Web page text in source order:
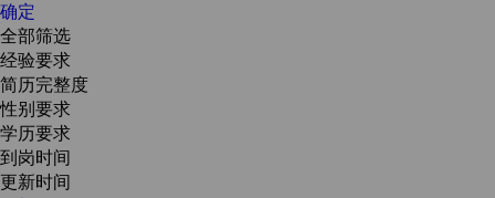
确定
全部筛选
经验要求
简历完整度
性别要求
学历要求
到岗时间
更新时间